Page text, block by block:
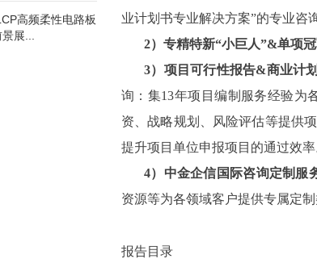
高频柔性电路板
展...
业计划书专业解决方案”的专业咨
2）专精特新“小巨人”&单项
3）项目可行性报告&商业计
询：集13年项目编制服务经验为
资、战略规划、风险评估等提供
提升项目单位申报项目的通过效率
4）中金企信国际咨询定制服
资源等为各领域客户提供专属定制
报告目录